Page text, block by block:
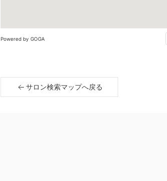
Powered by GOGA
サロン検索マップへ戻る